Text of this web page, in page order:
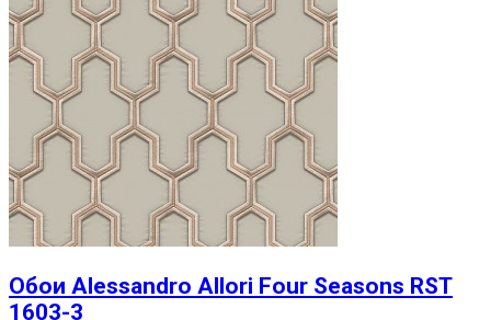
Обои Alessandro Allori Four Seasons RST
1603-3